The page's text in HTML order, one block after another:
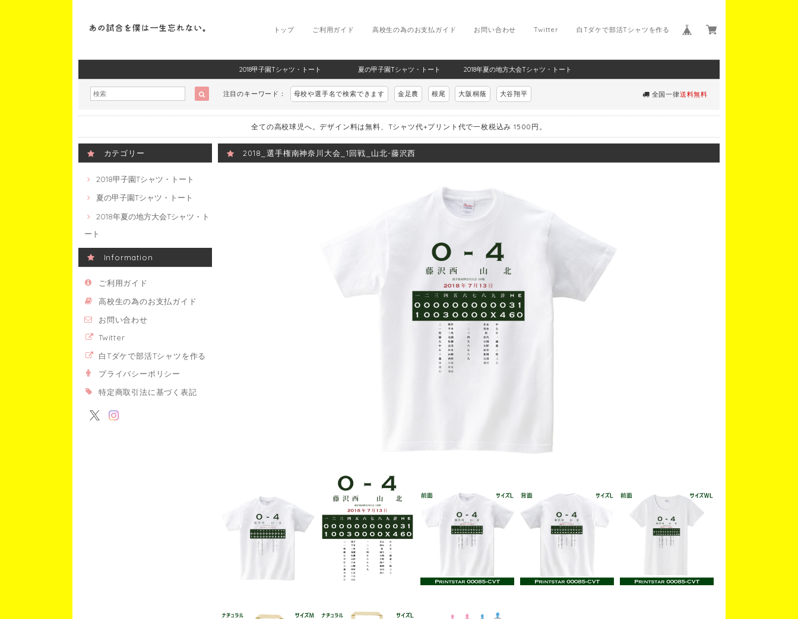
白Tダケで部活Tシャツを作る
Twitter
お問い合わせ
高校生の為のお支払ガイド
ご利用ガイド
トップ
2018甲子園Tシャツ・トート 夏の甲子園Tシャツ・トート 2018年夏の地方大会Tシャツ・トート
注目のキーワード： 母校や選手名で検索できます 金足農 根尾 大阪桐蔭 大谷翔平 全国一律送料無料
全ての高校球児へ。デザイン料は無料、Tシャツ代+プリント代で一枚税込み 1500円。
カテゴリー
2018甲子園Tシャツ・トート
夏の甲子園Tシャツ・トート
2018年夏の地方大会Tシャツ・ト
ート
Information
ご利用ガイド
高校生の為のお支払ガイド
お問い合わせ
Twitter
白Tダケで部活Tシャツを作る
プライバシーポリシー
特定商取引法に基づく表記
2018_選手権南神奈川大会_1回戦_山北-藤沢西